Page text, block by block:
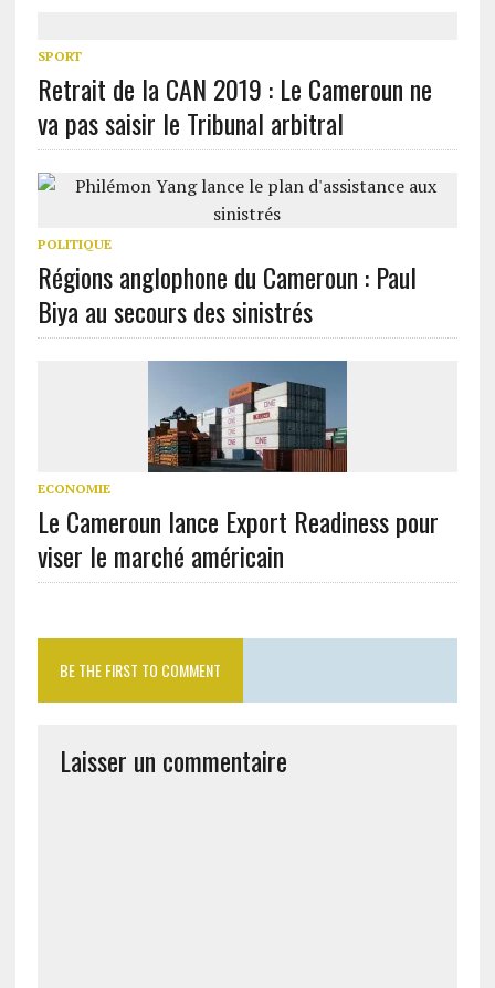
SPORT
Retrait de la CAN 2019 : Le Cameroun ne
va pas saisir le Tribunal arbitral
POLITIQUE
Régions anglophone du Cameroun : Paul
Biya au secours des sinistrés
ECONOMIE
Le Cameroun lance Export Readiness pour
viser le marché américain
BE THE FIRST TO COMMENT
Laisser un commentaire